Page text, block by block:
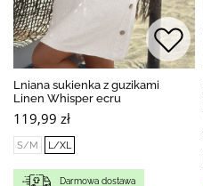
Lniana sukienka z guzikami
Linen Whisper ecru
119,99 zł
S/M L/XL
Darmowa dostawa